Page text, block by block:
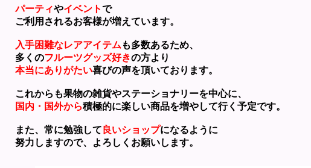
パーティやイベントで
ご利用されるお客様が増えています。
入手困難なレアアイテム も多数あるため、
多くのフルーツグッズ好きの方より
本当にありがたい喜びの声を頂いております。
これからも果物の雑貨やステーショナリーを中心に、
国内・国外から積極的に楽しい商品を増やして行く予定です。
また、常に勉強して 良いショップになるように
努力しますので、よろしくお願いします。